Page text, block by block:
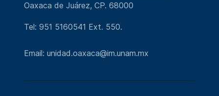
Oaxaca de Juárez, CP. 68000
Tel: 951 5160541 Ext. 550.
Email: unidad.oaxaca@im.unam.mx